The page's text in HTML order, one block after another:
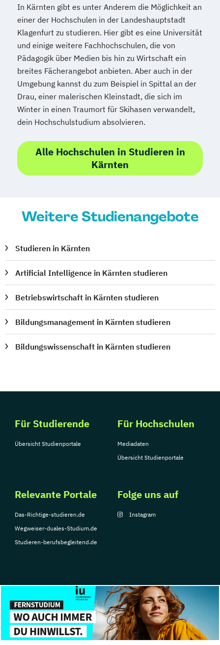
In Kärnten gibt es unter Anderem die Möglichkeit an
einer der Hochschulen in der Landeshauptstadt
Klagenfurt zu studieren. Hier gibt es eine Universität
und einige weitere Fachhochschulen, die von
Pädagogik über Medien bis hin zu Wirtschaft ein
breites Fächerangebot anbieten. Aber auch in der
Umgebung kannst du zum Beispiel in Spittal an der
Drau, einer malerischen Kleinstadt, die sich im
Winter in einen Traumort für Skihasen verwandelt,
dein Hochschulstudium absolvieren.
Alle Hochschulen in Studieren in
Kärnten
Weitere Studienangebote
Studieren in Kärnten
Artificial Intelligence in Kärnten studieren
Betriebswirtschaft in Kärnten studieren
Bildungsmanagement in Kärnten studieren
Bildungswissenschaft in Kärnten studieren
Für Studierende
Übersicht Studienportale
Für Hochschulen
Mediadaten
Übersicht Studienportale
Relevante Portale
Das-Richtige-studieren.de
Wegweiser-duales-Studium.de
Studieren-berufsbegleitend.de
Folge uns auf
Instagram
© Copyright 2026, TarGroup Media GmbH
Impressum
Über
uns
Datenschutzerklärung Nutzungsbedingungen